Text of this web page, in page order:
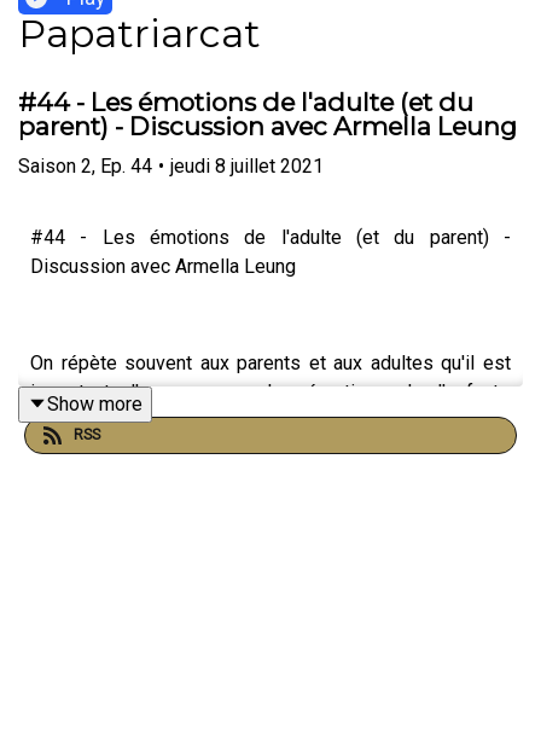
Papatriarcat
#44 - Les émotions de l'adulte (et du
parent) - Discussion avec Armella Leung
Saison 2, Ep. 44 • jeudi 8 juillet 2021
#44 - Les émotions de l'adulte (et du parent) -
Discussion avec Armella Leung
On répète souvent aux parents et aux adultes qu'il est
important d'accompagner les émotions de l'enfant…
C'est vrai !
Show more
RSS